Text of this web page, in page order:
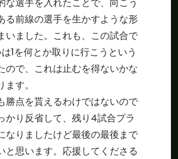
な選手を入れたことで、向こう
る前線の選手を生かすような形
いました。これも、この試合で
1を何とか取りに行こうという
ので、これは止むを得ないかな
す。
勝点を貰えるわけではないので
かり反省して、残り4試合プラ
なりましたけど最後の最後まで
と思います。応援してくださる